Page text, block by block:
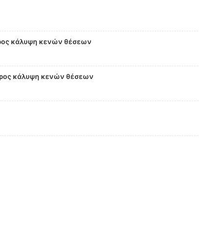
κάλυψη κενών θέσεων
κάλυψη κενών θέσεων